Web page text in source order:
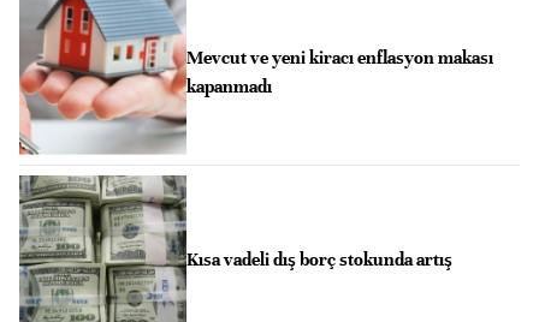
Mevcut ve yeni kiracı enflasyon makası
kapanmadı
Kısa vadeli dış borç stokunda artış